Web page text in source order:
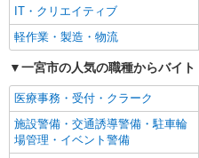
IT・クリエイティブ
軽作業・製造・物流
一宮市の人気の職種からバイ
医療事務・受付・クラーク
施設警備・交通誘導警備・駐車輪
場管理・イベント警備